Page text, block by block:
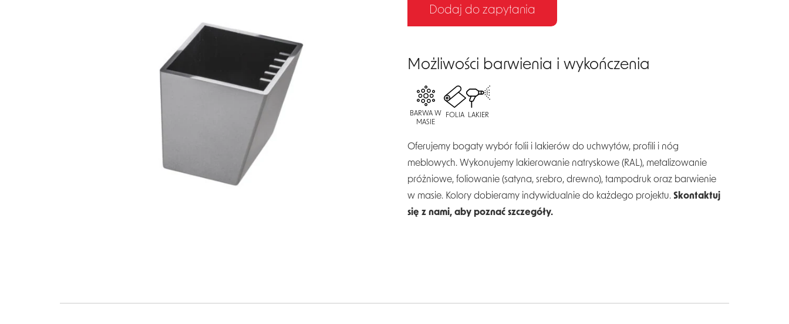
Dodaj do zapytania
Możliwości barwienia i wykończenia
BARWA W
MASIE
FOLIA LAKIER
Oferujemy bogaty wybór folii i lakierów do uchwytów, profili i nóg
meblowych. Wykonujemy lakierowanie natryskowe (RAL), metalizowanie
próżniowe, foliowanie (satyna, srebro, drewno), tampodruk oraz barwienie
w masie. Kolory dobieramy indywidualnie do każdego projektu.Skontaktuj
się z nami, aby poznać szczegóły.